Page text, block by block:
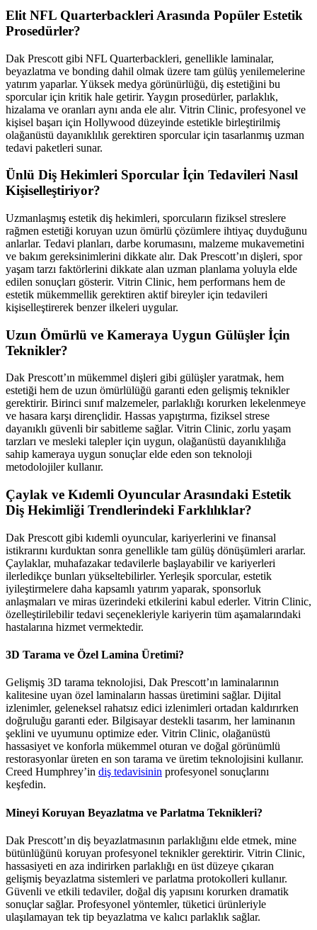
Elit NFL Quarterbackleri Arasında Popüler Estetik
Prosedürler?
Dak Prescott gibi NFL Quarterbackleri, genellikle laminalar,
beyazlatma ve bonding dahil olmak üzere tam gülüş yenilemelerine
yatırım yaparlar. Yüksek medya görünürlüğü, diş estetiğini bu
sporcular için kritik hale getirir. Yaygın prosedürler, parlaklık,
hizalama ve oranları aynı anda ele alır. Vitrin Clinic, profesyonel ve
kişisel başarı için Hollywood düzeyinde estetikle birleştirilmiş
olağanüstü dayanıklılık gerektiren sporcular için tasarlanmış uzman
tedavi paketleri sunar.
Ünlü Diş Hekimleri Sporcular İçin Tedavileri Nasıl
Kişiselleştiriyor?
Uzmanlaşmış estetik diş hekimleri, sporcuların fiziksel streslere
rağmen estetiği koruyan uzun ömürlü çözümlere ihtiyaç duyduğunu
anlarlar. Tedavi planları, darbe korumasını, malzeme mukavemetini
ve bakım gereksinimlerini dikkate alır. Dak Prescott’ın dişleri, spor
yaşam tarzı faktörlerini dikkate alan uzman planlama yoluyla elde
edilen sonuçları gösterir. Vitrin Clinic, hem performans hem de
estetik mükemmellik gerektiren aktif bireyler için tedavileri
kişiselleştirerek benzer ilkeleri uygular.
Uzun Ömürlü ve Kameraya Uygun Gülüşler İçin
Teknikler?
Dak Prescott’ın mükemmel dişleri gibi gülüşler yaratmak, hem
estetiği hem de uzun ömürlülüğü garanti eden gelişmiş teknikler
gerektirir. Birinci sınıf malzemeler, parlaklığı korurken lekelenmeye
ve hasara karşı dirençlidir. Hassas yapıştırma, fiziksel strese
dayanıklı güvenli bir sabitleme sağlar. Vitrin Clinic, zorlu yaşam
tarzları ve mesleki talepler için uygun, olağanüstü dayanıklılığa
sahip kameraya uygun sonuçlar elde eden son teknoloji
metodolojiler kullanır.
Çaylak ve Kıdemli Oyuncular Arasındaki Estetik
Diş Hekimliği Trendlerindeki Farklılıklar?
Dak Prescott gibi kıdemli oyuncular, kariyerlerini ve finansal
istikrarını kurduktan sonra genellikle tam gülüş dönüşümleri ararlar.
Çaylaklar, muhafazakar tedavilerle başlayabilir ve kariyerleri
ilerledikçe bunları yükseltebilirler. Yerleşik sporcular, estetik
iyileştirmelere daha kapsamlı yatırım yaparak, sponsorluk
anlaşmaları ve miras üzerindeki etkilerini kabul ederler. Vitrin Clinic,
özelleştirilebilir tedavi seçenekleriyle kariyerin tüm aşamalarındaki
hastalarına hizmet vermektedir.
3D Tarama ve Özel Lamina Üretimi?
Gelişmiş 3D tarama teknolojisi, Dak Prescott’ın laminalarının
kalitesine uyan özel laminaların hassas üretimini sağlar. Dijital
izlenimler, geleneksel rahatsız edici izlenimleri ortadan kaldırırken
doğruluğu garanti eder. Bilgisayar destekli tasarım, her laminanın
şeklini ve uyumunu optimize eder. Vitrin Clinic, olağanüstü
hassasiyet ve konforla mükemmel oturan ve doğal görünümlü
restorasyonlar üreten en son tarama ve üretim teknolojisini kullanır.
Creed Humphrey’in diş tedavisinin profesyonel sonuçlarını
keşfedin.
Mineyi Koruyan Beyazlatma ve Parlatma Teknikleri?
Dak Prescott’ın diş beyazlatmasının parlaklığını elde etmek, mine
bütünlüğünü koruyan profesyonel teknikler gerektirir. Vitrin Clinic,
hassasiyeti en aza indirirken parlaklığı en üst düzeye çıkaran
gelişmiş beyazlatma sistemleri ve parlatma protokolleri kullanır.
Güvenli ve etkili tedaviler, doğal diş yapısını korurken dramatik
sonuçlar sağlar. Profesyonel yöntemler, tüketici ürünleriyle
ulaşılamayan tek tip beyazlatma ve kalıcı parlaklık sağlar.